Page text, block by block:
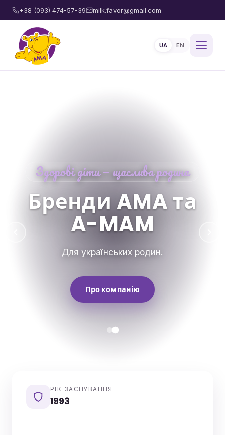
+38 (093) 474-57-39 milk.favor@gmail.com
UA EN
Здорові діти — щаслива родина
Бренди AMA та
A-MAM
Для українських родин.
Про компанію
РІК ЗАСНУВАННЯ
1993